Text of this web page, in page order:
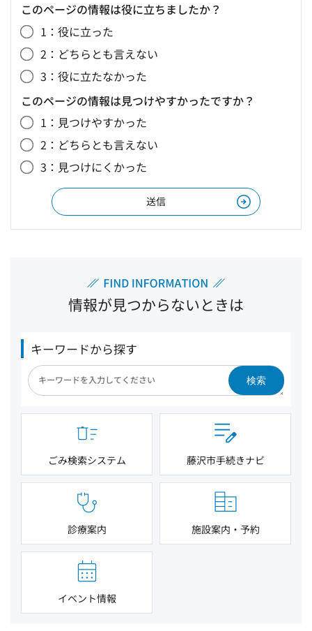
このページの情報は役に立ちましたか？
1：役に立った
2：どちらとも言えない
3：役に立たなかった
このページの情報は見つけやすかったですか？
1：見つけやすかった
2：どちらとも言えない
3：見つけにくかった
情報が見つからないときは
キーワードから探す
検索
ごみ検索システム 藤沢市手続きナビ
診療案内 施設案内・予約
イベント情報